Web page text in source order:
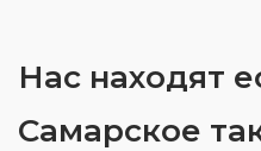
Нас находят
Самарское